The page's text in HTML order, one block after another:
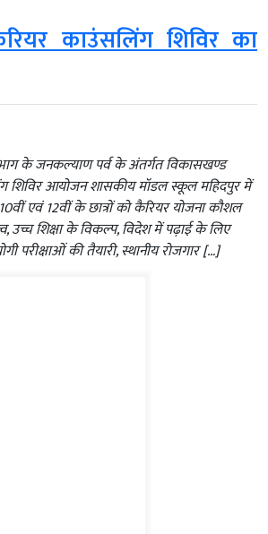
काउंसलिंग शिविर का
के जनकल्याण पर्व के अंतर्गत विकासखण्ड
शिविर आयोजन शासकीय मॉडल स्कूल महिदपुर में
एवं 12वीं के छात्रों को कैरियर योजना कौशल
उच्च शिक्षा के विकल्प, विदेश में पढ़ाई के लिए
परीक्षाओं की तैयारी, स्थानीय रोजगार […]